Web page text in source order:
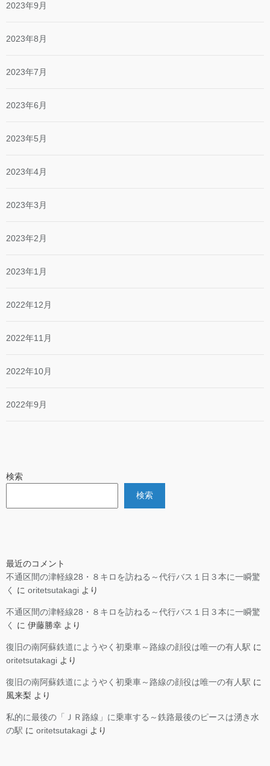
2023年9月
2023年8月
2023年7月
2023年6月
2023年5月
2023年4月
2023年3月
2023年2月
2023年1月
2022年12月
2022年11月
2022年10月
2022年9月
検索
検索
最近のコメント
不通区間の津軽線28・８キロを訪ねる～代行バス１日３本に一瞬驚
く
に oritetsutakagi より
不通区間の津軽線28・８キロを訪ねる～代行バス１日３本に一瞬驚
く
に 伊藤勝幸 より
復旧の南阿蘇鉄道にようやく初乗車～路線の顔役は唯一の有人駅 に
oritetsutakagi より
復旧の南阿蘇鉄道にようやく初乗車～路線の顔役は唯一の有人駅 に
風来梨 より
私的に最後の「ＪＲ路線」に乗車する～鉄路最後のピースは湧き水
の駅 に oritetsutakagi より